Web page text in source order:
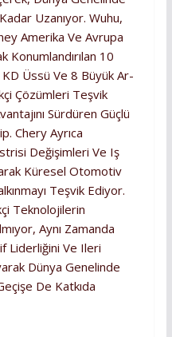
Uzanıyor. Wuhu,
Amerika Ve Avrupa
10
Üssü Ve 8 Büyük Ar-
Çözümleri Teşvik
Sürdüren Güçlü
Chery Ayrıca
Değişimleri Ve Iş
Küresel Otomotiv
Teşvik Ediyor.
Teknolojilerin
Aynı Zamanda
Liderliğini Ve Ileri
Dünya Genelinde
De Katkıda